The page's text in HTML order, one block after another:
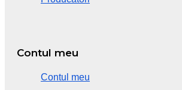
Contul meu
Contul meu